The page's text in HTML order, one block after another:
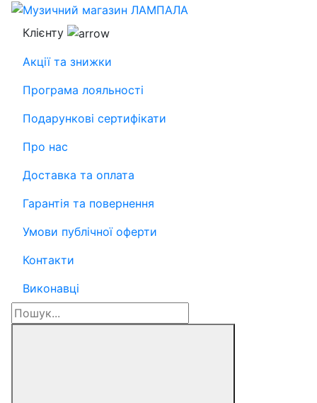
Клієнту
Акції та знижки
Програма лояльності
Подарункові сертифікати
Про нас
Доставка та оплата
Гарантія та повернення
Умови публічної оферти
Контакти
Виконавці